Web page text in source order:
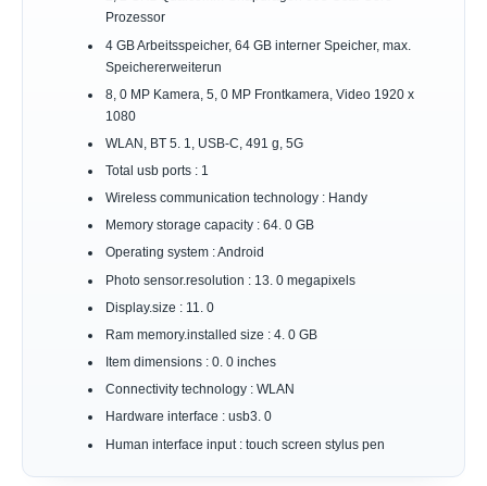
Prozessor
4 GB Arbeitsspeicher, 64 GB interner Speicher, max.
Speichererweiterun
8, 0 MP Kamera, 5, 0 MP Frontkamera, Video 1920 x
1080
WLAN, BT 5. 1, USB-C, 491 g, 5G
Total usb ports : 1
Wireless communication technology : Handy
Memory storage capacity : 64. 0 GB
Operating system : Android
Photo sensor.resolution : 13. 0 megapixels
Display.size : 11. 0
Ram memory.installed size : 4. 0 GB
Item dimensions : 0. 0 inches
Connectivity technology : WLAN
Hardware interface : usb3. 0
Human interface input : touch screen stylus pen